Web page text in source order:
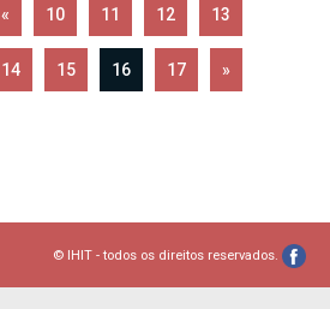
« 10 11 12 13
14 15 16 17 »
© IHIT - todos os direitos reservados.